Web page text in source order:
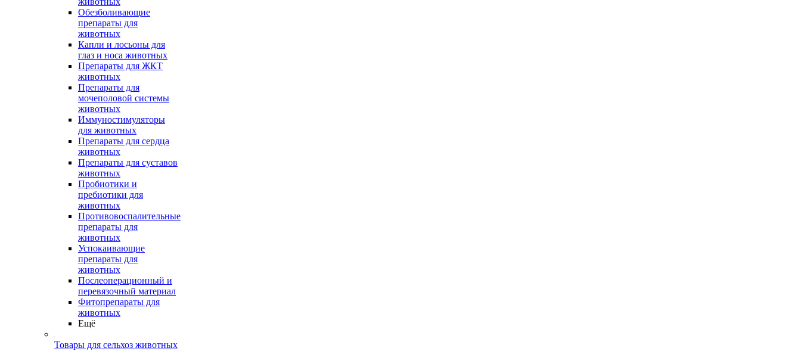
Обезболивающие
препараты для
животных
Капли и лосьоны для
глаз и носа животных
Препараты для ЖКТ
животных
Препараты для
мочеполовой системы
животных
Иммуностимуляторы
для животных
Препараты для сердца
животных
Препараты для суставов
животных
Пробиотики и
пребиотики для
животных
Противовоспалительные
препараты для
животных
Успокаивающие
препараты для
животных
Послеоперационный и
перевязочный материал
Фитопрепараты для
животных
Ещё
Товары для сельхоз животных